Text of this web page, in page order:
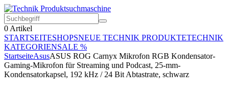
0 Artikel
STARTSEITESHOPSNEUE TECHNIK PRODUKTETECHNIK
KATEGORIENSALE %
StartseiteAsusASUS ROG Carnyx Mikrofon RGB Kondensator-
Gaming-Mikrofon für Streaming und Podcast, 25-mm-
Kondensatorkapsel, 192 kHz / 24 Bit Abtastrate, schwarz